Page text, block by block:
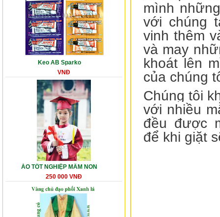
Keo AB Sparko
VNĐ
ÁO TỐT NGHIỆP MẦM NON
250 000 VNĐ
mình
với chúng
vinh thêm
và may
khoát lên
của chúng
Chúng tôi
với nhiều
đều được
để khi giặt